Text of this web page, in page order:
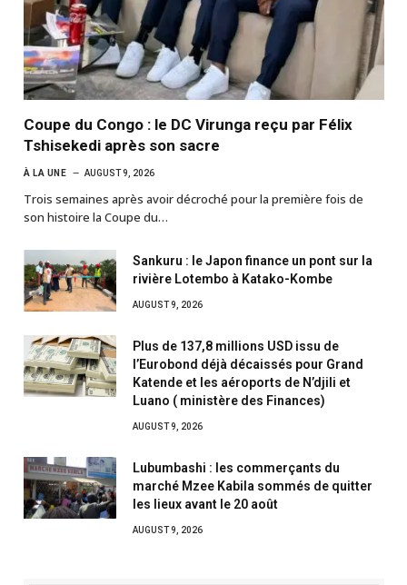
Coupe du Congo : le DC Virunga reçu par Félix
Tshisekedi après son sacre
À LA UNE AUGUST 9, 2026
Trois semaines après avoir décroché pour la première fois de
son histoire la Coupe du…
Sankuru : le Japon finance un pont sur la
rivière Lotembo à Katako-Kombe
AUGUST 9, 2026
Plus de 137,8 millions USD issu de
l’Eurobond déjà décaissés pour Grand
Katende et les aéroports de N’djili et
Luano ( ministère des Finances)
AUGUST 9, 2026
Lubumbashi : les commerçants du
marché Mzee Kabila sommés de quitter
les lieux avant le 20 août
AUGUST 9, 2026